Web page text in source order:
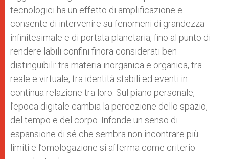
tecnologici ha un effetto di amplificazione e
consente di intervenire su fenomeni di grandezza
infinitesimale e di portata planetaria, fino al punto di
rendere labili confini finora considerati ben
distinguibili: tra materia inorganica e organica, tra
reale e virtuale, tra identità stabili ed eventi in
continua relazione tra loro. Sul piano personale,
l’epoca digitale cambia la percezione dello spazio,
del tempo e del corpo. Infonde un senso di
espansione di sé che sembra non incontrare più
limiti e l’omologazione si afferma come criterio